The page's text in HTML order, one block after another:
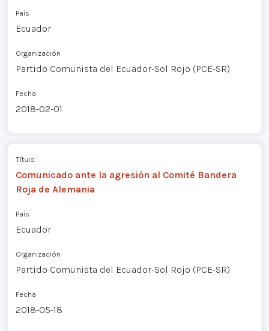
País
Ecuador
Organización
Partido Comunista del Ecuador-Sol Rojo (PCE-SR)
Fecha
2018-02-01
Título
Comunicado ante la agresión al Comité Bandera
Roja de Alemania
País
Ecuador
Organización
Partido Comunista del Ecuador-Sol Rojo (PCE-SR)
Fecha
2018-05-18